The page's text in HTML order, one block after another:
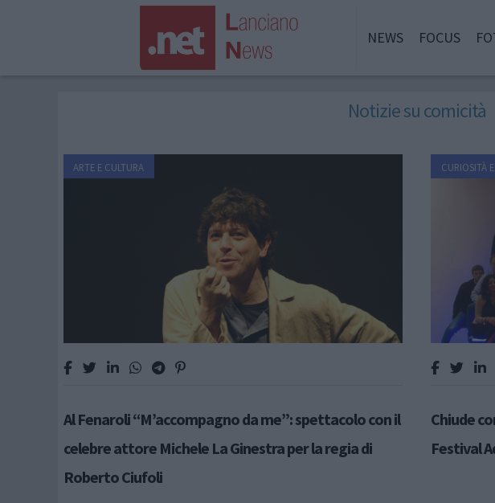
NEWS FOCUS
Notizie su comicità
ARTE E CULTURA
Al Fenaroli “M’accompagno da me”: spettacolo con il
celebre attore Michele La Ginestra per la regia di
Roberto Ciufoli
CURIOSITÀ
Chiude
Festival